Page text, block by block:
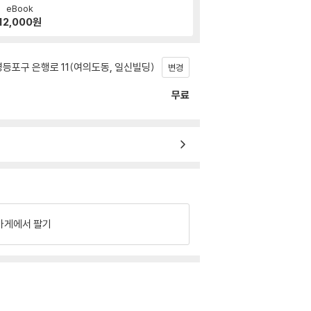
eBook
원
포구 은행로 11(여의도동, 일신빌딩) 변경
무료
게에서 팔기